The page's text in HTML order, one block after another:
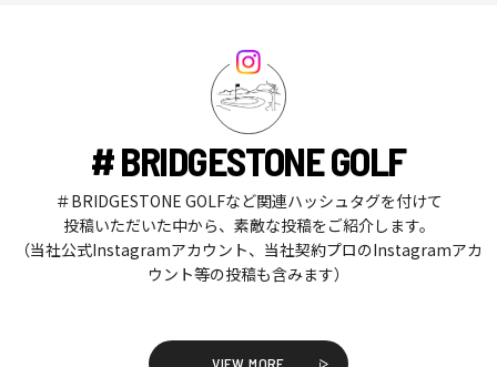
# BRIDGESTONE GOLF
＃BRIDGESTONE GOLFなど関連ハッシュタグを付けて
投稿いただいた中から、素敵な投稿をご紹介します。
（当社公式Instagramアカウント、当社契約プロのInstagramアカ
ウント等の投稿も含みます）